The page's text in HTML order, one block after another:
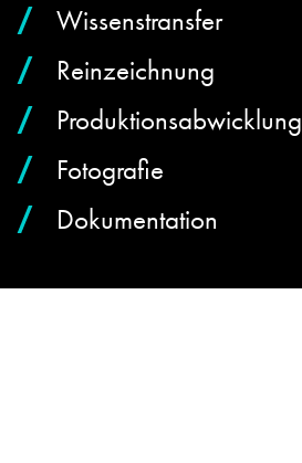
Wissenstransfer
Reinzeichnung
Produktionsabwicklung
Fotografie
Dokumentation